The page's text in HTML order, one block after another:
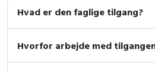
Hvad er den faglige tilgang?
Hvorfor arbejde med